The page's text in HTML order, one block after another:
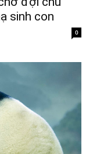
sinh con
0